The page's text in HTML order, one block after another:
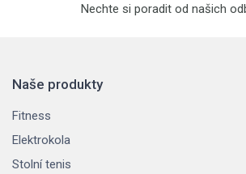
Nechte si poradit od našich
Naše produkty
Fitness
Elektrokola
Stolní tenis